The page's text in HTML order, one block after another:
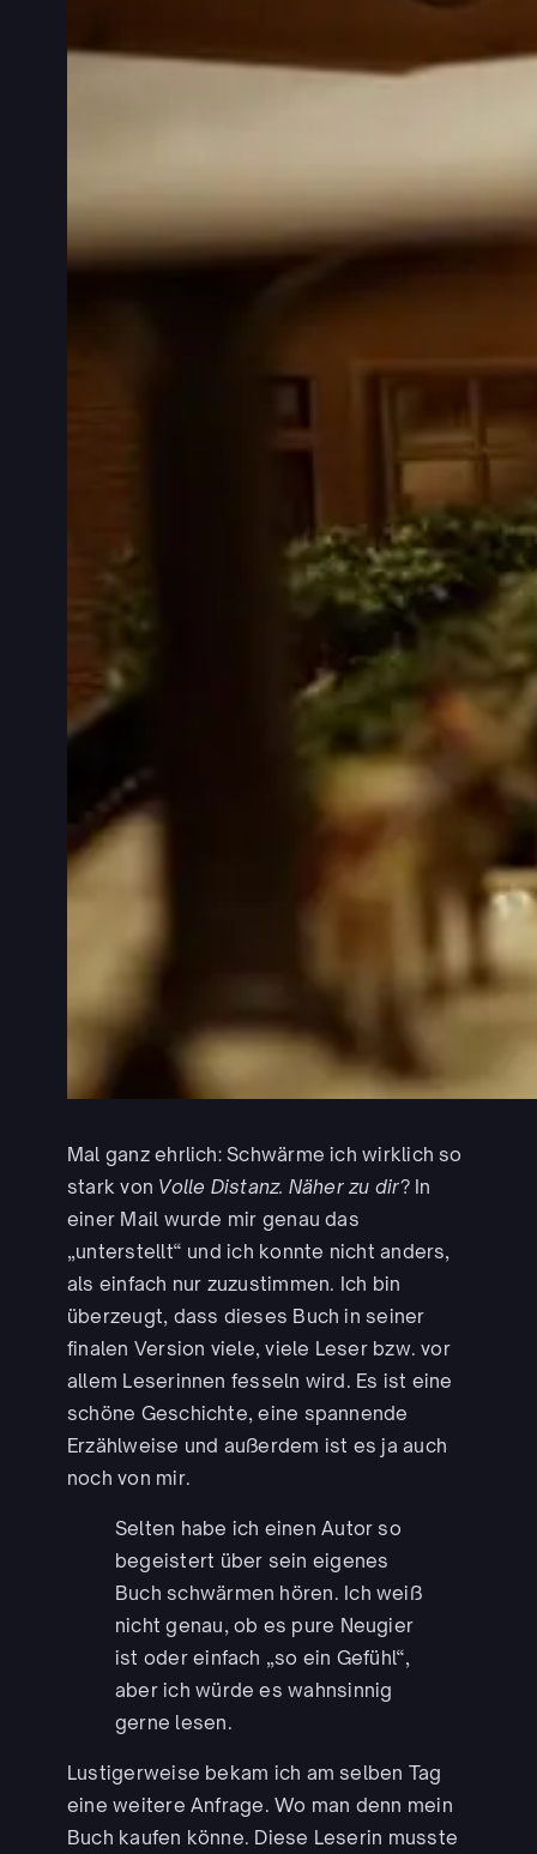
Mal ganz ehrlich: Schwärme ich wirklich so
stark von Volle Distanz. Näher zu dir? In
einer Mail wurde mir genau das
„unterstellt“ und ich konnte nicht anders,
als einfach nur zuzustimmen. Ich bin
überzeugt, dass dieses Buch in seiner
finalen Version viele, viele Leser bzw. vor
allem Leserinnen fesseln wird. Es ist eine
schöne Geschichte, eine spannende
Erzählweise und außerdem ist es ja auch
noch von mir.
Selten habe ich einen Autor so
begeistert über sein eigenes
Buch schwärmen hören. Ich weiß
nicht genau, ob es pure Neugier
ist oder einfach „so ein Gefühl“,
aber ich würde es wahnsinnig
gerne lesen.
Lustigerweise bekam ich am selben Tag
eine weitere Anfrage. Wo man denn mein
Buch kaufen könne. Diese Leserin musste